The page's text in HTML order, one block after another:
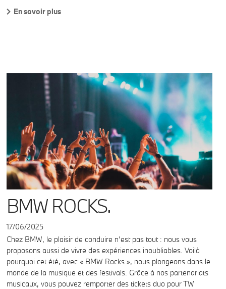
En savoir plus
BMW ROCKS.
17/06/2025
Chez BMW, le plaisir de conduire n’est pas tout : nous vous
proposons aussi de vivre des expériences inoubliables. Voilà
pourquoi cet été, avec « BMW Rocks », nous plongeons dans le
monde de la musique et des festivals. Grâce à nos partenariats
musicaux, vous pouvez remporter des tickets duo pour TW